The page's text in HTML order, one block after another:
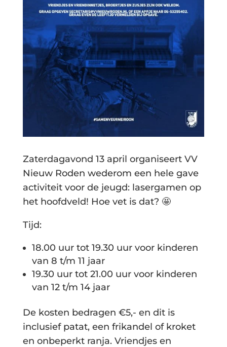
Zaterdagavond 13 april organiseert VV
Nieuw Roden wederom een hele gave
activiteit voor de jeugd: lasergamen op
het hoofdveld! Hoe vet is dat? 🤩
Tijd:
18.00 uur tot 19.30 uur voor kinderen
van 8 t/m 11 jaar
19.30 uur tot 21.00 uur voor kinderen
van 12 t/m 14 jaar
De kosten bedragen €5,- en dit is
inclusief patat, een frikandel of kroket
en onbeperkt ranja. Vriendjes en